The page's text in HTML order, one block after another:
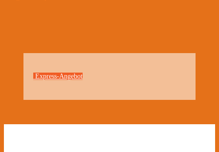
Express-Angebot